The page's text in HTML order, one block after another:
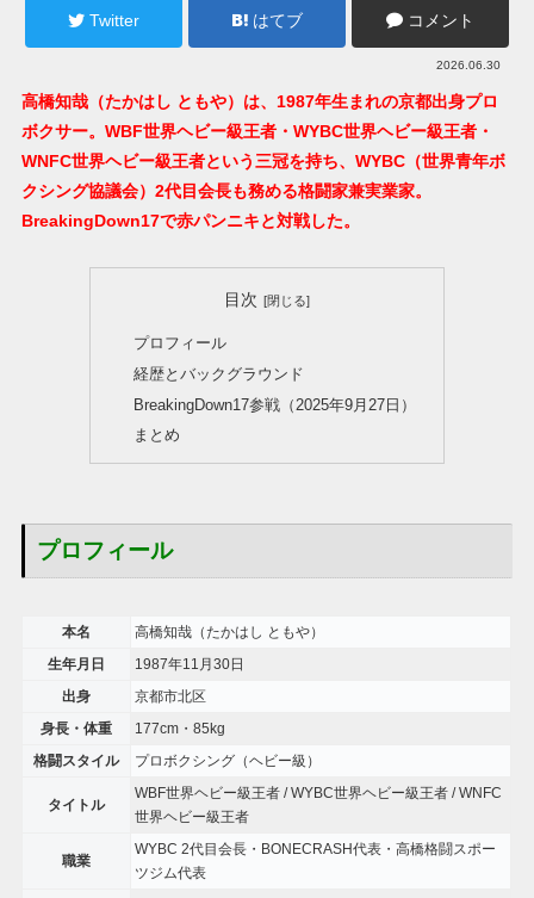
Twitter はてブ コメント
2026.06.30
高橋知哉（たかはし ともや）は、1987年生まれの京都出身プロ
ボクサー。WBF世界ヘビー級王者・WYBC世界ヘビー級王者・
WNFC世界ヘビー級王者という三冠を持ち、WYBC（世界青年ボ
クシング協議会）2代目会長も務める格闘家兼実業家。
BreakingDown17で赤パンニキと対戦した。
目次
プロフィール
経歴とバックグラウンド
BreakingDown17参戦（2025年9月27日）
まとめ
プロフィール
本名 高橋知哉（たかはし ともや）
生年月日 1987年11月30日
出身 京都市北区
身長・体重 177cm・85kg
格闘スタイル プロボクシング（ヘビー級）
タイトル
WBF世界ヘビー級王者 / WYBC世界ヘビー級王者 / WNFC
世界ヘビー級王者
職業
WYBC 2代目会長・BONECRASH代表・高橋格闘スポー
ツジム代表